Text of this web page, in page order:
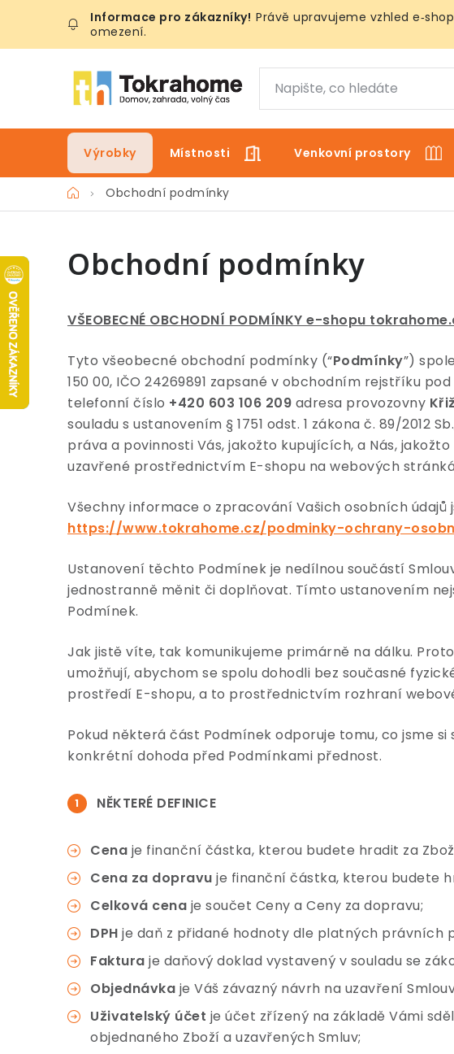
obsah
Právě upravujeme vzhled
omezení.
Výrobky Místnosti Venkovní prostory
DomůObchodní podmínky
Obchodní podmínky
VŠEOBECNÉ OBCHODNÍ PODMÍNKY e-shopu
Tyto všeobecné obchodní podmínky (“Podmínky”)
150 00, IČO 24269891 zapsané v obchodním rejstříku pod
telefonní číslo +420 603 106 209 adresa provozovny
souladu s ustanovením § 1751 odst. 1 zákona č. 89/2012
práva a povinnosti Vás, jakožto kupujících, a Nás,
uzavřené prostřednictvím E-shopu na webových
Všechny informace o zpracování Vašich osobních
https://www.tokrahome.cz/podminky-ochrany-
Ustanovení těchto Podmínek je nedílnou součástí
jednostranně měnit či doplňovat. Tímto ustanovením
Podmínek.
Jak jistě víte, tak komunikujeme primárně na dálku.
umožňují, abychom se spolu dohodli bez současné
prostředí E-shopu, a to prostřednictvím rozhraní
Pokud některá část Podmínek odporuje tomu, co jsme
konkrétní dohoda před Podmínkami přednost.
NĚKTERÉ DEFINICE
Cena je finanční částka, kterou budete hradit za
Cena za dopravu je finanční částka, kterou budete
Celková cena je součet Ceny a Ceny za dopravu;
DPH je daň z přidané hodnoty dle platných právních
Faktura je daňový doklad vystavený v souladu se
Objednávka je Váš závazný návrh na uzavření
Uživatelský účet je účet zřízený na základě Vámi
objednaného Zboží a uzavřených Smluv;